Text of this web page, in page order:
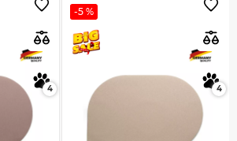
4
-5 %
4